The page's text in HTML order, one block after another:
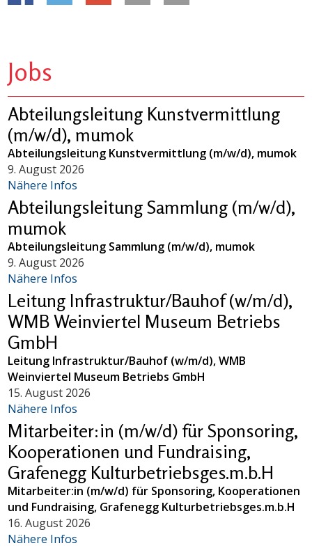
Jobs
Abteilungsleitung Kunstvermittlung
(m/w/d), mumok
Abteilungsleitung Kunstvermittlung (m/w/d), mumok
9. August 2026
Nähere Infos
Abteilungsleitung Sammlung (m/w/d),
mumok
Abteilungsleitung Sammlung (m/w/d), mumok
9. August 2026
Nähere Infos
Leitung Infrastruktur/Bauhof (w/m/d),
WMB Weinviertel Museum Betriebs
GmbH
Leitung Infrastruktur/Bauhof (w/m/d), WMB
Weinviertel Museum Betriebs GmbH
15. August 2026
Nähere Infos
Mitarbeiter:in (m/w/d) für Sponsoring,
Kooperationen und Fundraising,
Grafenegg Kulturbetriebsges.m.b.H
Mitarbeiter:in (m/w/d) für Sponsoring, Kooperationen
und Fundraising, Grafenegg Kulturbetriebsges.m.b.H
16. August 2026
Nähere Infos